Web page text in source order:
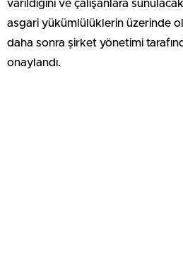
varıldığını ve çalışanlara
asgari yükümlülüklerin üzerinde
daha sonra şirket yönetimi
onaylandı.